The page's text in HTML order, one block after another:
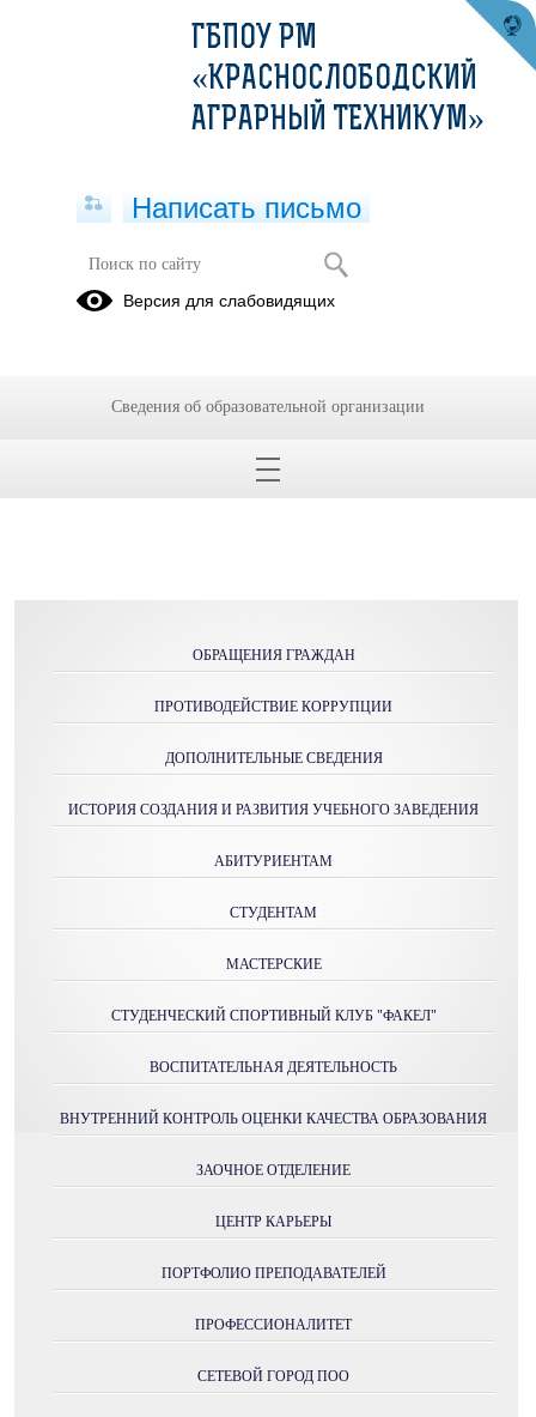
Приказы о зачислении 2025 год
ПРИКАЗ зачисление заочное 2025 г..pdf
ОБРАЩЕНИЯ ГРАЖДАН
ПРОТИВОДЕЙСТВИЕ КОРРУПЦИИ
ДОПОЛНИТЕЛЬНЫЕ СВЕДЕНИЯ
ИСТОРИЯ СОЗДАНИЯ И РАЗВИТИЯ УЧЕБНОГО ЗАВЕДЕНИЯ
АБИТУРИЕНТАМ
СТУДЕНТАМ
МАСТЕРСКИE
СТУДЕНЧЕСКИЙ СПОРТИВНЫЙ КЛУБ "ФАКЕЛ"
ВОСПИТАТЕЛЬНАЯ ДЕЯТЕЛЬНОСТЬ
ВНУТРЕННИЙ КОНТРОЛЬ ОЦЕНКИ КАЧЕСТВА ОБРАЗОВАНИЯ
ЗАОЧНОЕ ОТДЕЛЕНИЕ
ЦЕНТР КАРЬЕРЫ
ПОРТФОЛИО ПРЕПОДАВАТЕЛЕЙ
ПРОФЕССИОНАЛИТЕТ
СЕТЕВОЙ ГОРОД ПОО
ГБПОУ РМ
«КРАСНОСЛОБОДСКИЙ
АГРАРНЫЙ ТЕХНИКУМ»
Написать письмо
Версия для слабовидящих
Сведения об образовательной организации